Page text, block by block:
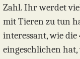
Zahl. Ihr werdet
mit Tieren zu tun
interessant, wie die
eingeschlichen hat,